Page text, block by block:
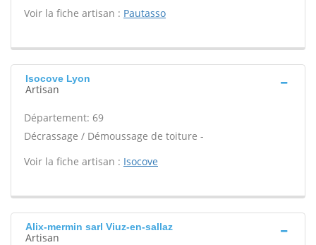
Voir la fiche artisan : Pautasso
Isocove Lyon
Artisan
Département: 69
Décrassage / Démoussage de toiture -
Voir la fiche artisan : Isocove
Alix-mermin sarl Viuz-en-sallaz
Artisan